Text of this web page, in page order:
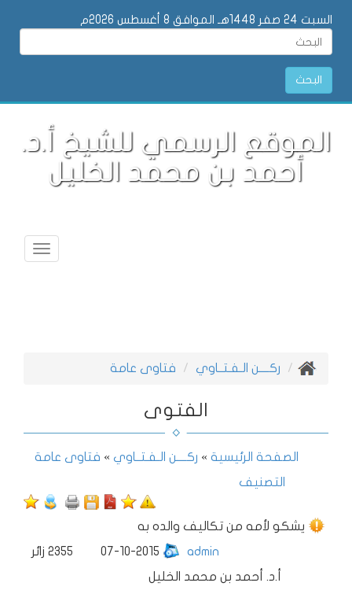
السبت 24 صفر 1448هـ الموافق 8 أغسطس 2026م
البحث
الموقع الرسمي للشيخ أ.د.
أحمد بن محمد الخليل
Toggle
ركــــن الـفـتــاوي فتاوى عامة
الفتوى
الصفحة الرئيسية » ركــــن الـفـتــاوي » فتاوى عامة
التصنيف
يشكو لأمه من تكاليف والده به
2355 زائر 07-10-2015
admin
أ.د. أحمد بن محمد الخليل